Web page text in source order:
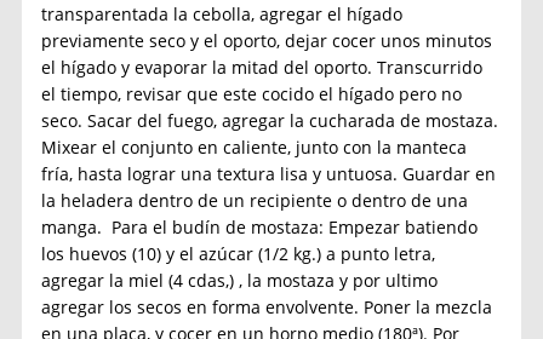
transparentada la cebolla, agregar el hígado
previamente seco y el oporto, dejar cocer unos minutos
el hígado y evaporar la mitad del oporto. Transcurrido
el tiempo, revisar que este cocido el hígado pero no
seco. Sacar del fuego, agregar la cucharada de mostaza.
Mixear el conjunto en caliente, junto con la manteca
fría, hasta lograr una textura lisa y untuosa. Guardar en
la heladera dentro de un recipiente o dentro de una
manga. Para el budín de mostaza: Empezar batiendo
los huevos (10) y el azúcar (1/2 kg.) a punto letra,
agregar la miel (4 cdas,) , la mostaza y por ultimo
agregar los secos en forma envolvente. Poner la mezcla
en una placa, y cocer en un horno medio (180ª). Por